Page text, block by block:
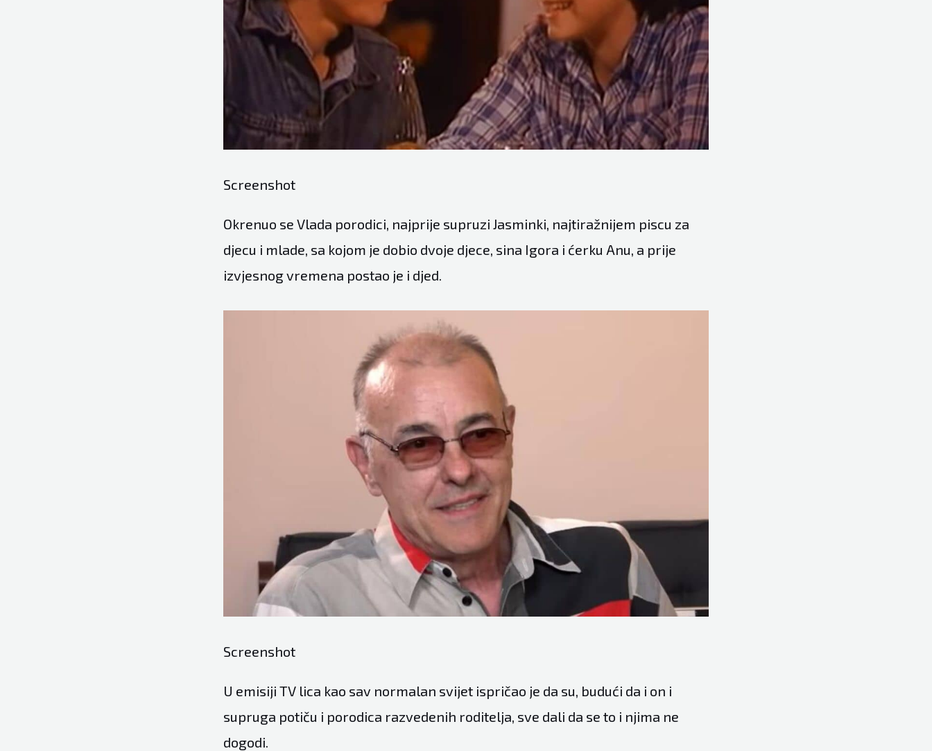
Screenshot
Okrenuo se Vlada porodici, najprije supruzi Jasminki, najtiražnijem piscu za
djecu i mlade, sa kojom je dobio dvoje djece, sina Igora i ćerku Anu, a prije
izvjesnog vremena postao je i djed.
Screenshot
U emisiji TV lica kao sav normalan svijet ispričao je da su, budući da i on i
supruga potiču i porodica razvedenih roditelja, sve dali da se to i njima ne
dogodi.